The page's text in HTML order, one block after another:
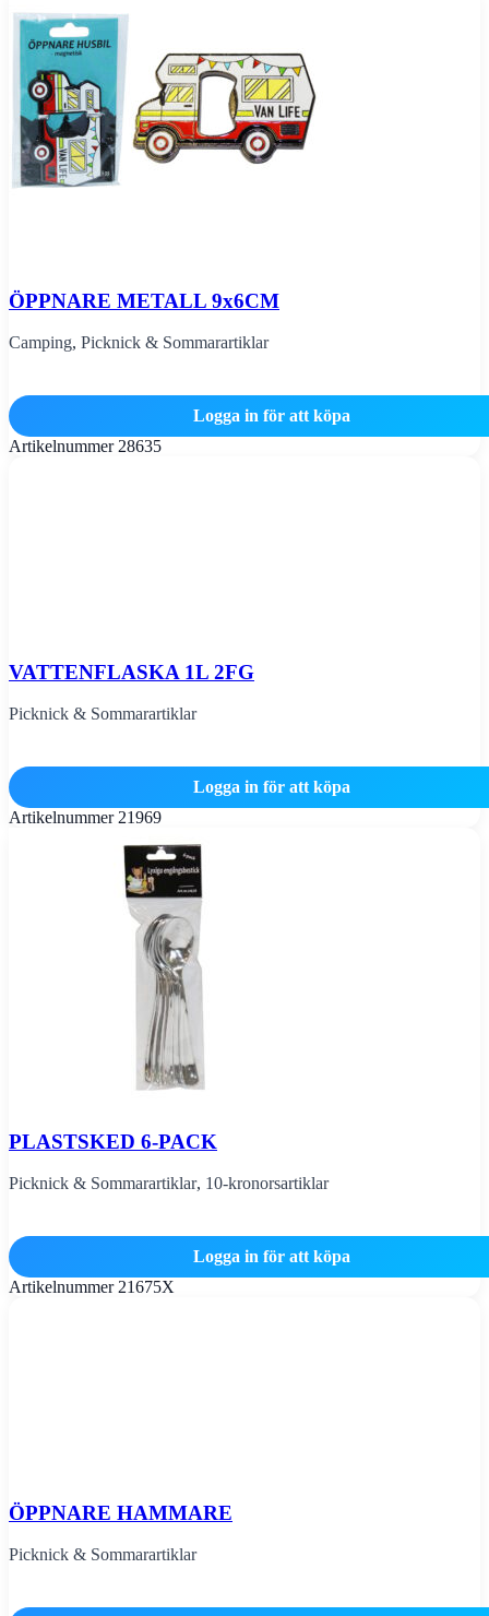
ÖPPNARE METALL 9x6CM
Camping, Picknick & Sommarartiklar
Logga in för att köpa
Artikelnummer 28635
VATTENFLASKA 1L 2FG
Picknick & Sommarartiklar
Logga in för att köpa
Artikelnummer 21969
PLASTSKED 6-PACK
Picknick & Sommarartiklar, 10-kronorsartiklar
Logga in för att köpa
Artikelnummer 21675X
ÖPPNARE HAMMARE
Picknick & Sommarartiklar